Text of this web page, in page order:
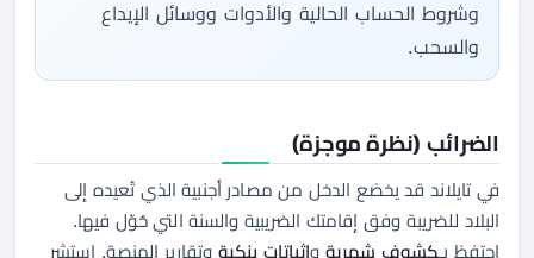
وشروط الحساب الحالية والأدوات ووسائل الإيداع
والسحب.
الضرائب (نظرة موجزة)
في تايلاند قد يخضع الدخل من مصادر أجنبية الذي تُعيده إلى
البلاد للضريبة وفق إقامتك الضريبية والسنة التي حُوّل فيها.
احتفظ بـكشوف شهرية وإثباتات بنكية وتقارير المنصة. استشر